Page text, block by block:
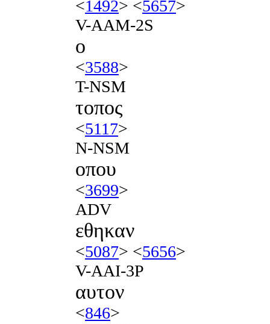
<1492> <5657>
V-AAM-2S
ο
<3588>
T-NSM
τοπος
<5117>
N-NSM
οπου
<3699>
ADV
εθηκαν
<5087> <5656>
V-AAI-3P
αυτον
<846>